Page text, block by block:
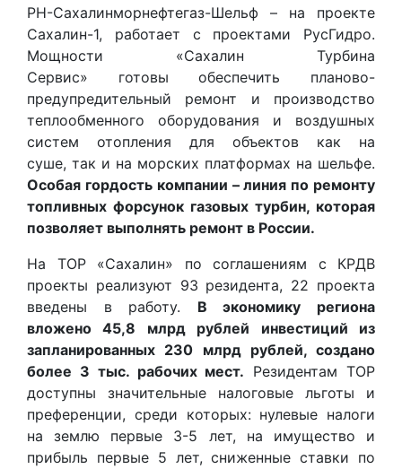
РН-Сахалинморнефтегаз-Шельф – на проекте
Сахалин-1, работает с проектами РусГидро.
Мощности «Сахалин Турбина
Сервис» готовы обеспечить планово-
предупредительный ремонт и производство
теплообменного оборудования и воздушных
систем отопления для объектов как на
суше, так и на морских платформах на шельфе.
Особая гордость компании – линия по ремонту
топливных форсунок газовых турбин, которая
позволяет выполнять ремонт в России.
На ТОР «Сахалин» по соглашениям с КРДВ
проекты реализуют 93 резидента, 22 проекта
введены в работу. В экономику региона
вложено 45,8 млрд рублей инвестиций из
запланированных 230 млрд рублей, создано
более 3 тыс. рабочих мест. Резидентам ТОР
доступны значительные налоговые льготы и
преференции, среди которых: нулевые налоги
на землю первые 3-5 лет, на имущество и
прибыль первые 5 лет, сниженные ставки по